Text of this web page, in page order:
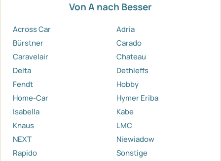
Von A nach Besser
Across Car
Adria
Bürstner
Carado
Caravelair
Chateau
Delta
Dethleffs
Fendt
Hobby
Home-Car
Hymer Eriba
Isabella
Kabe
Knaus
LMC
NEXT
Niewiadow
Rapido
Sonstige